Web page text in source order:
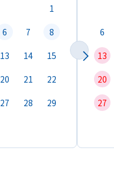
1
6 7
8
13 14
15
20 21
22
27 28
29
6
13
20
27